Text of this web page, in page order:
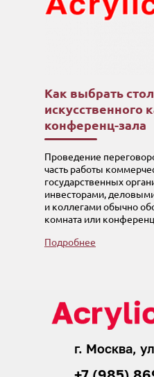
Как выбрать
искусственного
конференц-зала
Проведение
часть работы
государственных
инвесторами,
и коллегами обычно
комната или
Подробнее
г. Москва,